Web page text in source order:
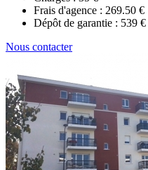
Frais d'agence : 269.50 €
Dépôt de garantie : 539 €
Nous contacter